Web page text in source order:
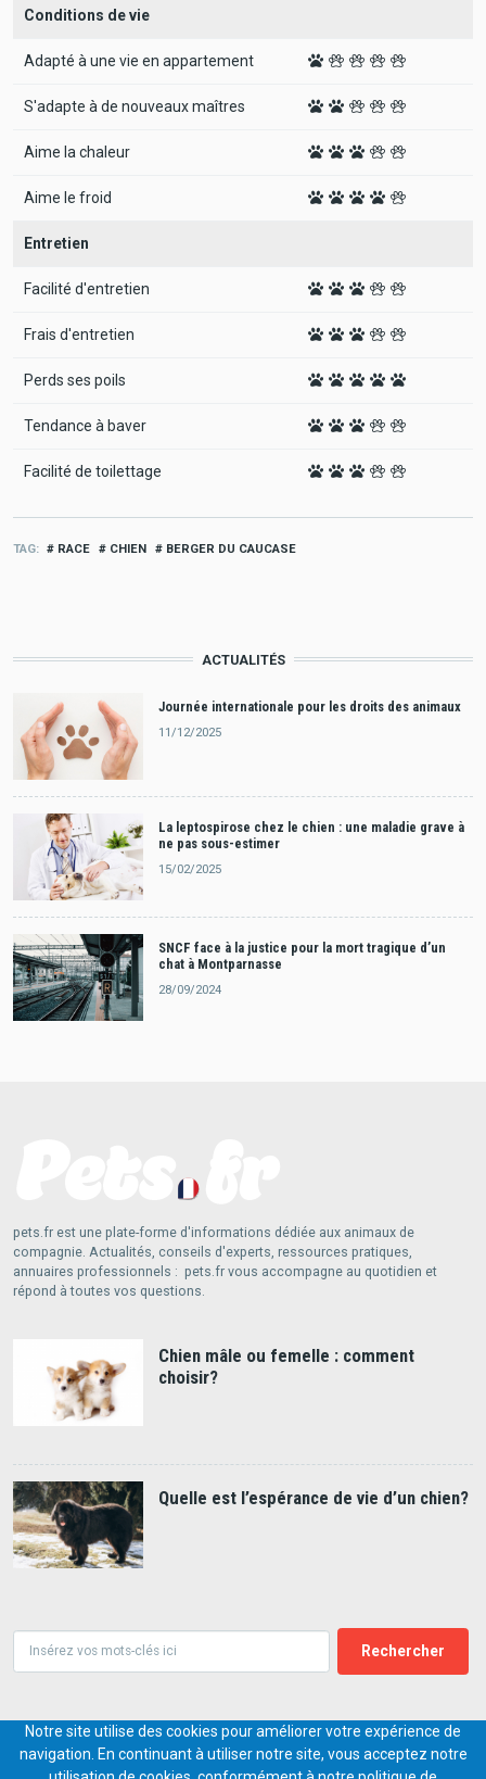
Conditions de vie
Adapté à une vie en appartement
S'adapte à de nouveaux maîtres
Aime la chaleur
Aime le froid
Entretien
Facilité d'entretien
Frais d'entretien
Perds ses poils
Tendance à baver
Facilité de toilettage
TAG RACE CHIEN BERGER DU CAUCASE
ACTUALITÉS
Journée internationale pour les droits des animaux
11/12/2025
La leptospirose chez le chien : une maladie grave à
ne pas sous-estimer
15/02/2025
SNCF face à la justice pour la mort tragique d’un
chat à Montparnasse
28/09/2024
pets.fr est une plate-forme d'informations dédiée aux animaux de
compagnie. Actualités, conseils d'experts, ressources pratiques,
annuaires professionnels : pets.fr vous accompagne au quotidien et
répond à toutes vos questions.
Chien mâle ou femelle : comment
choisir?
Quelle est l’espérance de vie d’un chien?
Rechercher
© 2018-2026,PETS.DIGITAL
Notre site utilise des cookies pour améliorer votre expérience de
navigation. En continuant à utiliser notre site, vous acceptez notre